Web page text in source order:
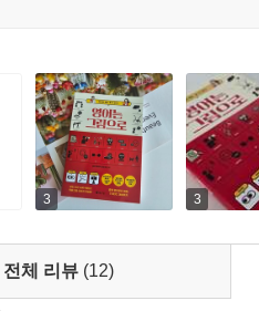
3 3
전체 리뷰 (12)